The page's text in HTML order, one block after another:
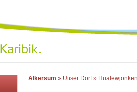
Alkersum » Unser Dorf» Hualewjonken